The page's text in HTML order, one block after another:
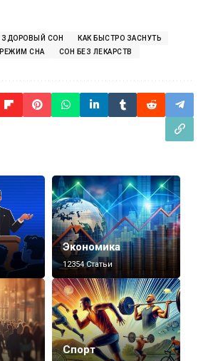
ЗДОРОВЫЙ СОН
КАК БЫСТРО ЗАСНУТЬ
РЕЖИМ СНА СОН БЕЗ ЛЕКАРСТВ
Экономика
12354 Статьи
Спорт